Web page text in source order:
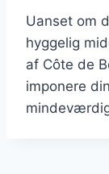
Uanset om
hyggelig
af Côte de
imponere